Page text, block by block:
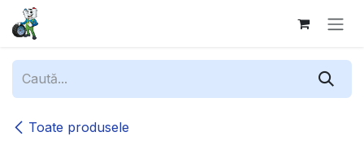
Sari la conținut
Toate produsele